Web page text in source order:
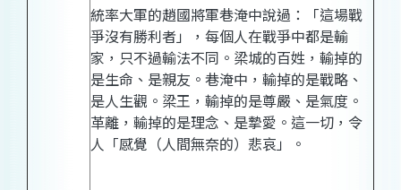
統率大軍的趙國將軍巷淹中說過：「這場戰
爭沒有勝利者」，每個人在戰爭中都是輸
家，只不過輸法不同。梁城的百姓，輸掉的
是生命、是親友。巷淹中，輸掉的是戰略、
是人生觀。梁王，輸掉的是尊嚴、是氣度。
革離，輸掉的是理念、是摯愛。這一切，令
人「感覺（人間無奈的）悲哀 」。